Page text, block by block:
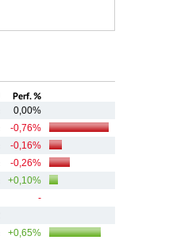
Perf. %
0,00%
-0,76%
-0,16%
-0,26%
+0,10%
-
+0,65%